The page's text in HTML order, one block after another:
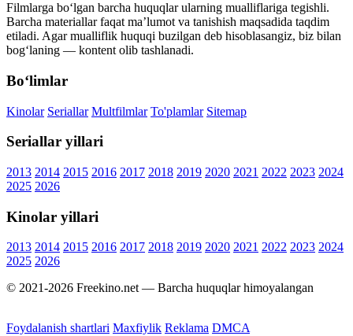
Filmlarga bo‘lgan barcha huquqlar ularning mualliflariga tegishli.
Barcha materiallar faqat ma’lumot va tanishish maqsadida taqdim
etiladi. Agar mualliflik huquqi buzilgan deb hisoblasangiz, biz bilan
bog‘laning — kontent olib tashlanadi.
Bo‘limlar
Kinolar Seriallar Multfilmlar To'plamlar Sitemap
Seriallar yillari
2013 2014 2015 2016 2017 2018 2019 2020 2021 2022 2023 2024
2025 2026
Kinolar yillari
2013 2014 2015 2016 2017 2018 2019 2020 2021 2022 2023 2024
2025 2026
© 2021-2026 Freekino.net — Barcha huquqlar himoyalangan
Foydalanish shartlari Maxfiylik Reklama DMCA